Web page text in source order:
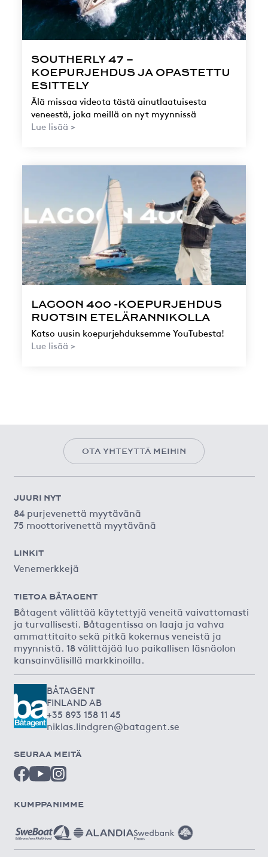
SOUTHERLY 47 –
KOEPURJEHDUS JA OPASTETTU
ESITTELY
Älä missaa videota tästä ainutlaatuisesta
veneestä, joka meillä on nyt myynnissä
Lue lisää >
LAGOON 400 -KOEPURJEHDUS
RUOTSIN ETELÄRANNIKOLLA
Katso uusin koepurjehduksemme YouTubesta!
Lue lisää >
OTA YHTEYTTÄ MEIHIN
JUURI NYT
84 purjevenettä myytävänä
75 moottorivenettä myytävänä
LINKIT
Venemerkkejä
TIETOA BÅTAGENT
Båtagent välittää käytettyjä veneitä vaivattomasti
ja turvallisesti. Båtagentissa on laaja ja vahva
ammattitaito sekä pitkä kokemus veneistä ja
myynnistä. 18 välittäjää luo paikallisen läsnäolon
kansainvälisillä markkinoilla.
BÅTAGENT
FINLAND AB
+35 893 158 11 45
niklas.lindgren@batagent.se
SEURAA MEITÄ
KUMPPANIMME